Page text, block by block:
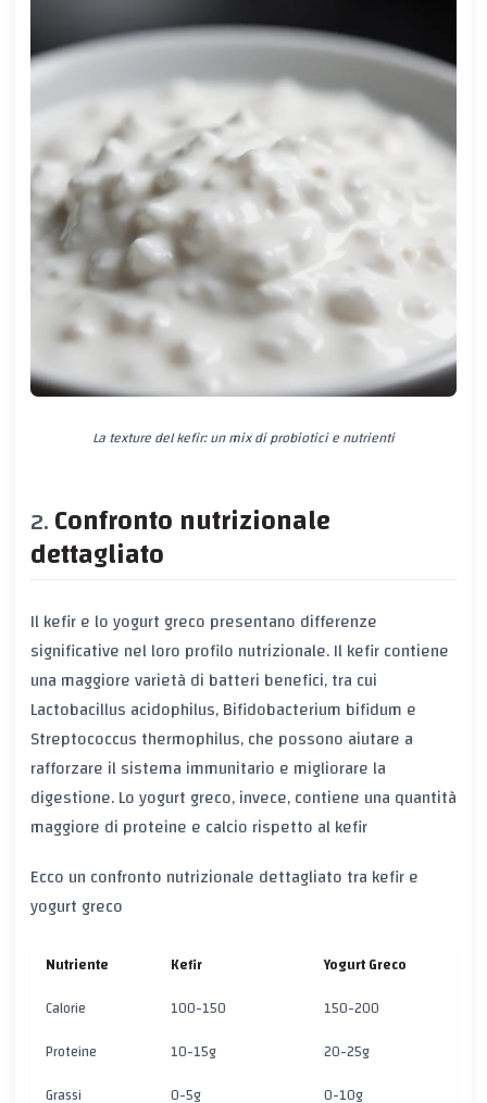
La texture del kefir: un mix di probiotici e nutrienti
Confronto nutrizionale
dettagliato
Il kefir e lo yogurt greco presentano differenze
significative nel loro profilo nutrizionale. Il kefir contiene
una maggiore varietà di batteri benefici, tra cui
Lactobacillus acidophilus, Bifidobacterium bifidum e
Streptococcus thermophilus, che possono aiutare a
rafforzare il sistema immunitario e migliorare la
digestione. Lo yogurt greco, invece, contiene una quantità
maggiore di proteine e calcio rispetto al kefir
Ecco un confronto nutrizionale dettagliato tra kefir e
yogurt greco
Nutriente Kefir
Yogurt Greco
Calorie
100-150
150-200
Proteine
10-15g
20-25g
Grassi
0-5g 0-10g